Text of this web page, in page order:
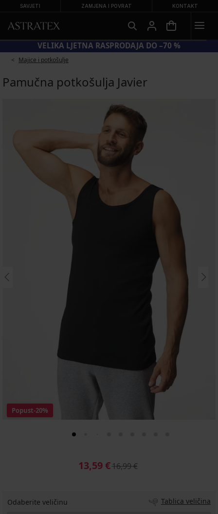
SAVJETI ZAMJENA I POVRAT KONTAKT
% NA SNIŽENE KUPAĆE KOSTIME
Majice i potkošulje
Pamučna potkošulja Javier
Popust-20%
13,59 €16,99 €
Odaberite veličinu Tablica veličina